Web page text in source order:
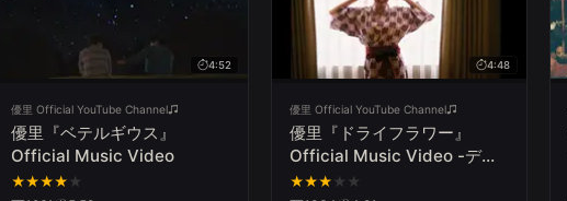
4:52
優里 Official YouTube Channel
優里『ベテルギウス』
Official Music Video
★★★★ ★
4:48
優里 Official YouTube Channel
優里『ドライフラワー』
Official Music Video -ディ
レクターズカットver.-
★★★ ★ ★